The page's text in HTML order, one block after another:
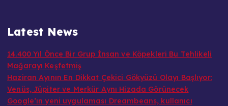
Latest News
14.400 Yıl Önce Bir Grup İnsan ve Köpekleri Bu Tehlikeli
Mağarayı Keşfetmiş
Haziran Ayının En Dikkat Çekici Gökyüzü Olayı Başlıyor:
Venüs, Jüpiter ve Merkür Aynı Hizada Görünecek
Google’ın yeni uygulaması Dreambeans, kullanıcı